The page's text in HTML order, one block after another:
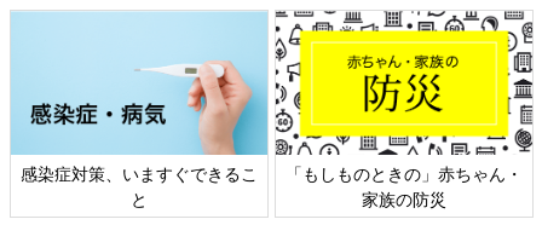
感染症対策、いますぐできるこ
と
「もしものときの」赤ちゃん・
家族の防災